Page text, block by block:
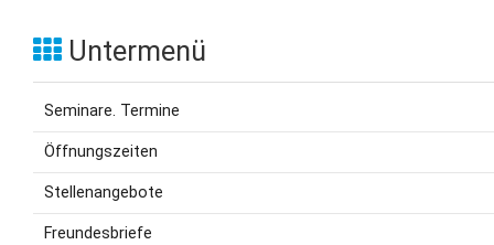
Untermenü
Seminare. Termine
Öffnungszeiten
Stellenangebote
Freundesbriefe